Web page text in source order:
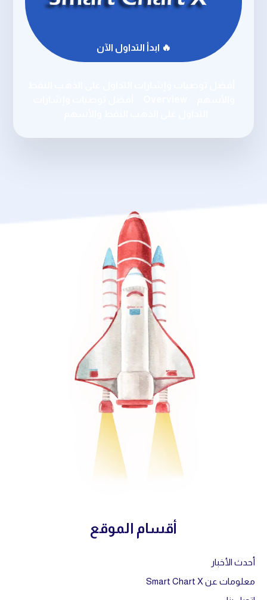
🔥 ابدأ التداول الآن
أقسام الموقع
أحدث الأخبار
معلومات عن Smart Chart X